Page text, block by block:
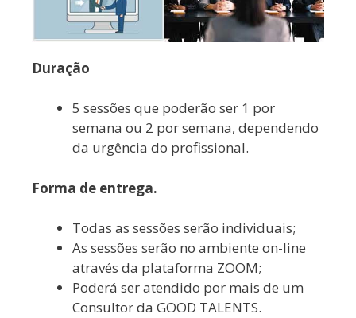
Duração
5 sessões que poderão ser 1 por
semana ou 2 por semana, dependendo
da urgência do profissional.
Forma de entrega.
Todas as sessões serão individuais;
As sessões serão no ambiente on-line
através da plataforma ZOOM;
Poderá ser atendido por mais de um
Consultor da GOOD TALENTS.